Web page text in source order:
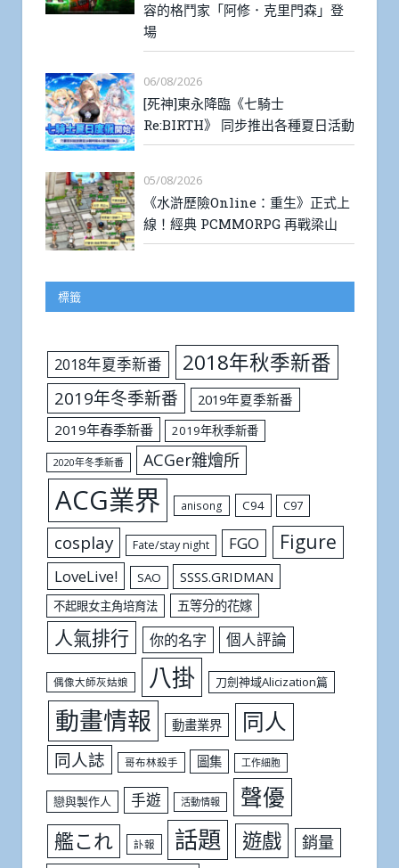
容的格鬥家「阿修．克里門森」登
場
06/08/2026
[死神]東永降臨《七騎士
Re:BIRTH》 同步推出各種夏日活動
05/08/2026
《水滸歷險Online：重生》正式上
線！經典 PCMMORPG 再戰梁山
標籤
2018年夏季新番 2018年秋季新番
2019年冬季新番
2019年夏季新番
2019年春季新番
2019年秋季新番
2020年冬季新番 ACGer雜燴所
ACG業界 anisong C94 C97
cosplay Fate/stay night FGO Figure
LoveLive! SAO SSSS.GRIDMAN
不起眼女主角培育法 五等分的花嫁
人氣排行 你的名字 個人評論
偶像大師灰姑娘 八掛 刀劍神域Alicization篇
動畫情報 動畫業界 同人
同人誌 哥布林殺手 圖集 工作細胞
戀與製作人 手遊 活動情報 聲優
艦これ 訃報 話題 遊戲 銷量